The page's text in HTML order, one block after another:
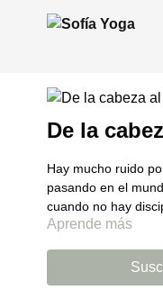
De la
Hay mucho ruido
pasando en el
cuando no hay
para respirar,
grado, que llega
identificamos tanto
Esta meditación
compasión y la
Aprende más